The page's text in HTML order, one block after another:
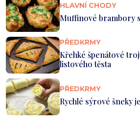
HLAVNÍ CHODY
Muffinové brambory
PŘEDKRMY
Křehké špenátové
listového těsta
PŘEDKRMY
Rychlé sýrové šneky